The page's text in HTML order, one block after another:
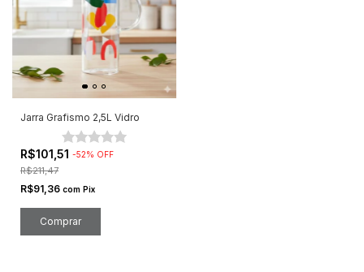
Jarra Grafismo 2,5L Vidro
R$101,51 -52% OFF
R$211,47
R$91,36 com Pix